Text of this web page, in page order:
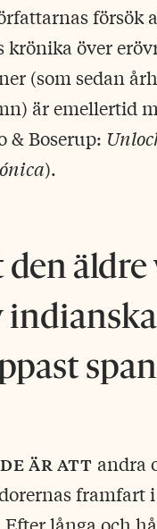
försök
krönika över
(som sedan
är emellertid
& Boserup:
).
den
är att andra
framfart
långa och